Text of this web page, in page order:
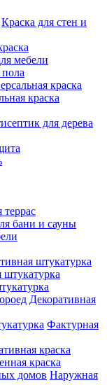
Краска для стен и
мебели
пола
краска
краска
для дерева
бани и сауны
штукатурка
Декоративная
Фактурная
краска
краска
Наружная